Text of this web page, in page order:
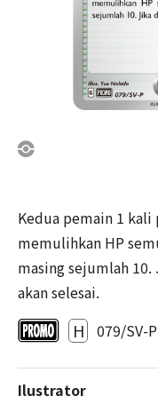
Kedua pemain 1
memulihkan HP
masing sejumlah
akan selesai.
H 079/SV-P
Ilustrator